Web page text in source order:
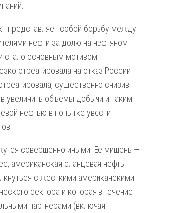
представляет собой борьбу между
нефти за долю на нефтяном
стало основным мотивом
отреагировала на отказ России
существенно снизив
увеличить объемы добычи и таким
нефтью в попытке увести
совершенно иными. Ее мишень —
американская сланцевая нефть.
с жесткими американскими
сектора и которая в течение
партнерами (включая